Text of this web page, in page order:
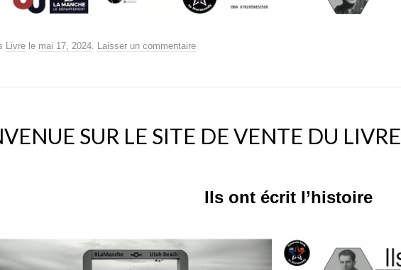
Livre le mai 17, 2024 Laisser un commentaire
SUR LE SITE DE VENTE DU LIVRE
Ils ont écrit l’histoire